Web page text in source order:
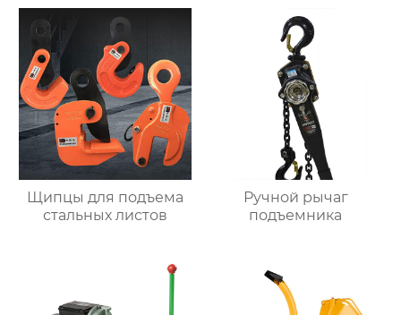
Щипцы для подъема
стальных листов
Ручной рычаг
подъемника